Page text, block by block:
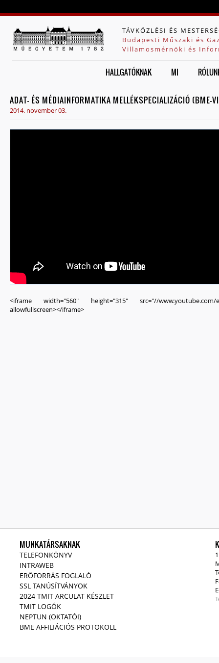
TÁVKÖZLÉSI ÉS
Budapesti Műszaki és
Villamosmérnöki és
HALLGATÓKNAK MI
ADAT- ÉS MÉDIAINFORMATIKA MELLÉKSPECIALIZÁCIÓ
2014. november 03.
<iframe width="560" height="315" src="//www.youtube.com/
allowfullscreen></iframe>
MUNKATÁRSAKNAK
TELEFONKÖNYV
INTRAWEB
ERŐFORRÁS FOGLALÓ
SSL TANÚSÍTVÁNYOK
2024 TMIT ARCULAT KÉSZLET
TMIT LOGÓK
NEPTUN (OKTATÓI)
BME AFFILIÁCIÓS PROTOKOLL